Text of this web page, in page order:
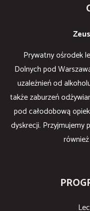
Prywatny ośrodek
Dolnych pod
uzależnień od
także zaburzeń
pod całodobową
dyskrecji. Przyjmujemy